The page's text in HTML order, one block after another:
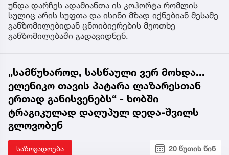
უნდა დარჩეს ადამიანთა ის კოჰორტა რომლის
სულიც არის სუფთა და ისინი მზად იქნებიან მესამე
განზომილებიდან ცნოიბიერების მეოთხე
განზომილებაში გადავიდნენ.
„სამწუხაროდ, სასწაული ვერ მოხდა...
ელენიკო თავის პატარა ლაზარესთან
ერთად განისვენებს“ - ხობში
ტრაგიკულად დაღუპულ დედა-შვილს
გლოვობენ
საზოგადოება 20 წუთის წინ